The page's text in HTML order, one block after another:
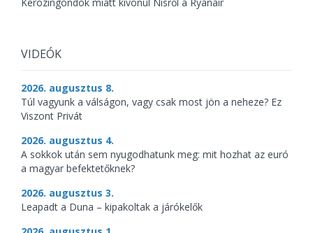
VIDEÓK
2026. augusztus 8.
Túl vagyunk a válságon, vagy csak most jön a neheze? Ez
Viszont Privát
2026. augusztus 4.
A sokkok után sem nyugodhatunk meg: mit hozhat az euró
a magyar befektetőknek?
2026. augusztus 3.
Leapadt a Duna – kipakoltak a járókelők